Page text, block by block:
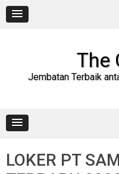
content
The
Jembatan Terbaik
LOKER PT